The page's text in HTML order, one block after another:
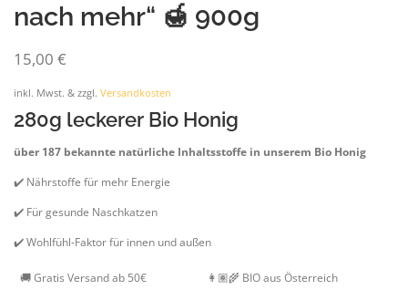
nach mehr“ 🍯 900g
15,00 €
inkl. Mwst. & zzgl. Versandkosten
280g leckerer Bio Honig
über 187 bekannte natürliche Inhaltsstoffe in unserem Bio Honig
✔️ Nährstoffe für mehr Energie
✔️ Für gesunde Naschkatzen
✔️ Wohlfühl-Faktor für innen und außen
🚚 Gratis Versand ab 50€
👩🏽‍🌾 BIO aus Österreich